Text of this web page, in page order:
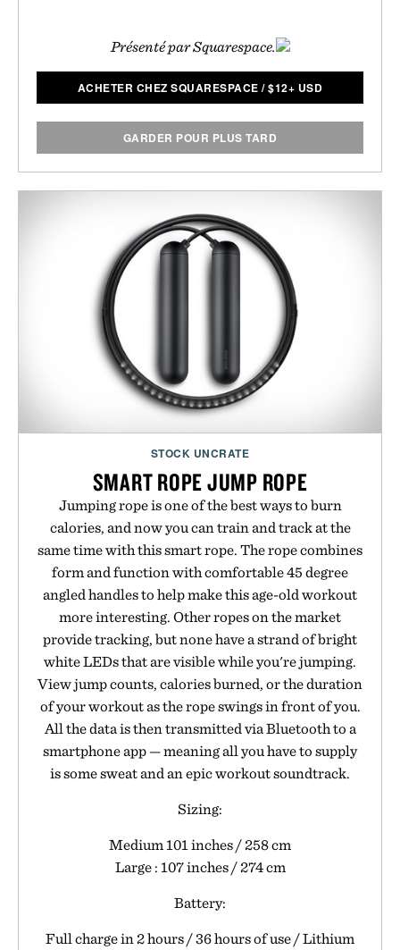
Présenté par Squarespace.
ACHETER CHEZ SQUARESPACE /$12+ USD
GARDER POUR PLUS TARD
STOCK UNCRATE
SMART ROPE JUMP ROPE
Jumping rope is one of the best ways to burn
calories, and now you can train and track at the
same time with this smart rope. The rope combines
form and function with comfortable 45 degree
angled handles to help make this age-old workout
more interesting. Other ropes on the market
provide tracking, but none have a strand of bright
white LEDs that are visible while you're jumping.
View jump counts, calories burned, or the duration
of your workout as the rope swings in front of you.
All the data is then transmitted via Bluetooth to a
smartphone app — meaning all you have to supply
is some sweat and an epic workout soundtrack.
Sizing:
Medium 101 inches / 258 cm
Large : 107 inches / 274 cm
Battery:
Full charge in 2 hours / 36 hours of use / Lithium